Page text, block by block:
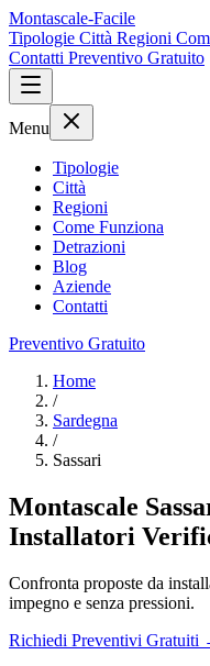
Montascale-Facile
Tipologie Città Regioni
Contatti Preventivo Gratuito
Menu
Tipologie
Città
Regioni
Come Funziona
Detrazioni
Blog
Aziende
Contatti
Preventivo Gratuito
Home
/
Sardegna
/
Sassari
Montascale
Installatori
Confronta proposte da
impegno e senza pressioni.
Richiedi Preventivi Gratuiti